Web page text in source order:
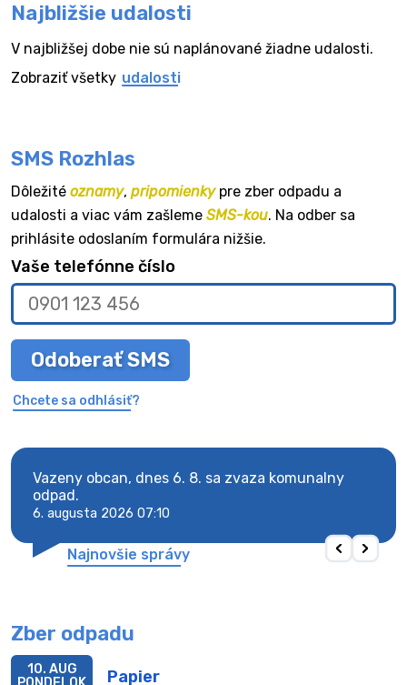
Najbližšie udalosti
V najbližšej dobe nie sú naplánované žiadne udalosti.
Zobraziť všetky udalosti
SMS Rozhlas
Dôležité oznamy, pripomienkypre zber odpadu a
udalosti a viac vám zašleme SMS-kou. Na odber sa
prihlásite odoslaním formulára nižšie.
Vaše telefónne číslo
Odoberať SMS
Chcete sa odhlásiť?
Vazeny obcan, dnes 6. 8. sa zvaza komunalny
odpad.
6. augusta 2026 07:10
Najnovšie správy
Zber odpadu
Papier
10. AUG